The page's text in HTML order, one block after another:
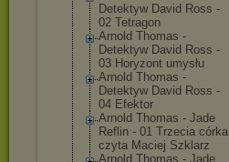
Detektyw David Ross -
02 Tetragon
Arnold Thomas -
Detektyw David Ross -
03 Horyzont umysłu
Arnold Thomas -
Detektyw David Ross -
04 Efektor
Arnold Thomas - Jade
Reflin - 01 Trzecia córka
czyta Maciej Szklarz
Arnold Thomas - Jade